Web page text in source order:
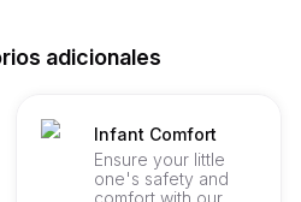
ofrece un rendimiento robusto
carretera. De manera
de su ingeniería dinámica.
adicionales
Infant Comfort
Ensure your little
one's safety and
comfort with our